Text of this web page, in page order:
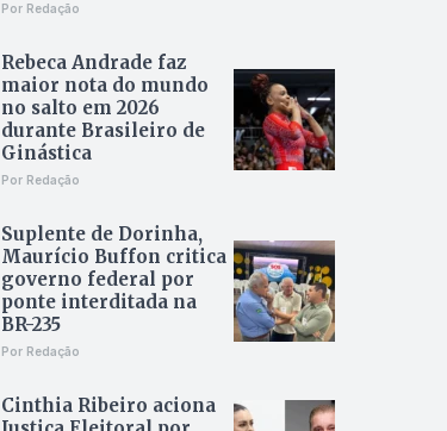
Por Redação
Rebeca Andrade faz
maior nota do mundo
no salto em 2026
durante Brasileiro de
Ginástica
Por Redação
Suplente de Dorinha,
Maurício Buffon critica
governo federal por
ponte interditada na
BR-235
Por Redação
Cinthia Ribeiro aciona